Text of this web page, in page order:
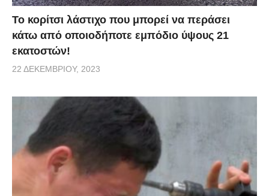
Το κορίτσι λάστιχο που μπορεί να περάσει
κάτω από οποιοδήποτε εμπόδιο ύψους 21
εκατοστών!
22 ΔΕΚΕΜΒΡΊΟΥ, 2023